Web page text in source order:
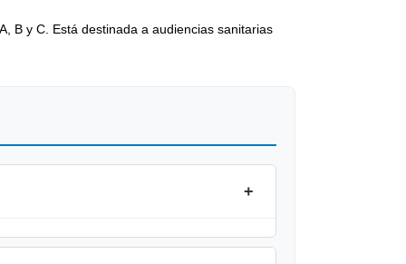
B y C. Está destinada a audiencias sanitarias
+